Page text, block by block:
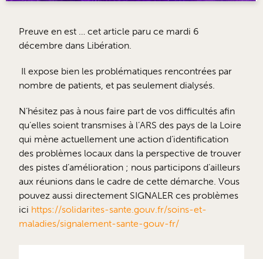
Preuve en est … cet article paru ce mardi 6
décembre dans Libération.
Il expose bien les problématiques rencontrées par
nombre de patients, et pas seulement dialysés.
N’hésitez pas à nous faire part de vos difficultés afin
qu’elles soient transmises à l’ARS des pays de la Loire
qui mène actuellement une action d’identification
des problèmes locaux dans la perspective de trouver
des pistes d’amélioration ; nous participons d’ailleurs
aux réunions dans le cadre de cette démarche. Vous
pouvez aussi directement SIGNALER ces problèmes
ici https://solidarites-sante.gouv.fr/soins-et-
maladies/signalement-sante-gouv-fr/